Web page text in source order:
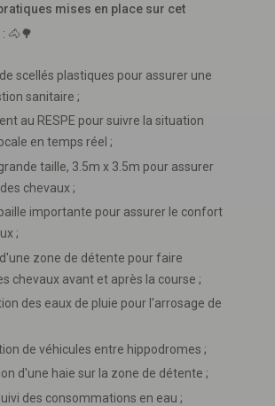
mises en place sur cet
: 🐴🌳
scellés plastiques pour assurer une
sanitaire ;
au RESPE pour suivre la situation
en temps réel ;
taille, 3.5m x 3.5m pour assurer
chevaux ;
paille importante pour assurer le confort
;
zone de détente pour faire
chevaux avant et après la course ;
des eaux de pluie pour l'arrosage de
de véhicules entre hippodromes ;
d'une haie sur la zone de détente ;
des consommations en eau ;